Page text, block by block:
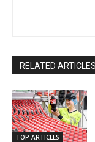
RELATED ARTICLES
TOP ARTICLES